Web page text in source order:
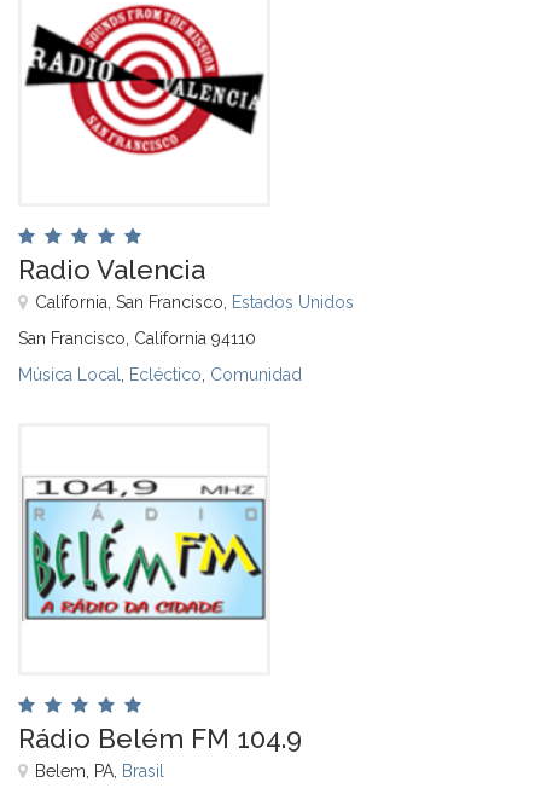
Radio Valencia
California, San Francisco, Estados Unidos
San Francisco, California 94110
Música Local
Ecléctico Comunidad
Rádio Belém FM 104.9
Belem, PA, Brasil